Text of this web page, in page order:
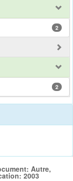
2
2
Autre,
2003